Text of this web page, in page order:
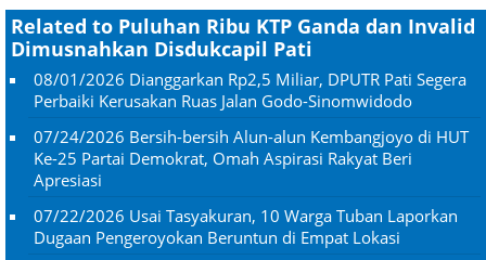
Related to Puluhan Ribu KTP Ganda dan Invalid
Dimusnahkan Disdukcapil Pati
08/01/2026 Dianggarkan Rp2,5 Miliar, DPUTR Pati Segera
Perbaiki Kerusakan Ruas Jalan Godo-Sinomwidodo
07/24/2026 Bersih-bersih Alun-alun Kembangjoyo di HUT
Ke-25 Partai Demokrat, Omah Aspirasi Rakyat Beri
Apresiasi
07/22/2026 Usai Tasyakuran, 10 Warga Tuban Laporkan
Dugaan Pengeroyokan Beruntun di Empat Lokasi